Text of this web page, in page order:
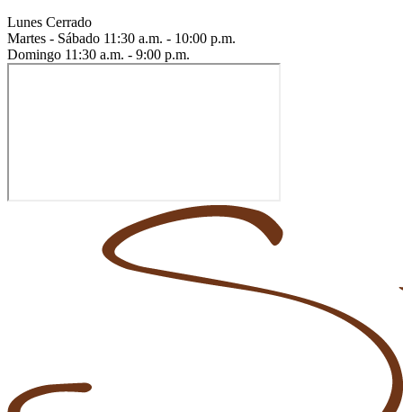
Lunes Cerrado
Martes - Sábado 11:30 a.m. - 10:00 p.m.
Domingo 11:30 a.m. - 9:00 p.m.